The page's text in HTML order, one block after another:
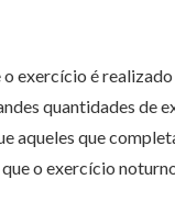
o exercício é
quantidades de
aqueles que
o exercício